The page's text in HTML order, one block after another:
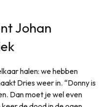
Johan
halen: we hebben
Dries weer in. “Donny is
Dan moet je wel even